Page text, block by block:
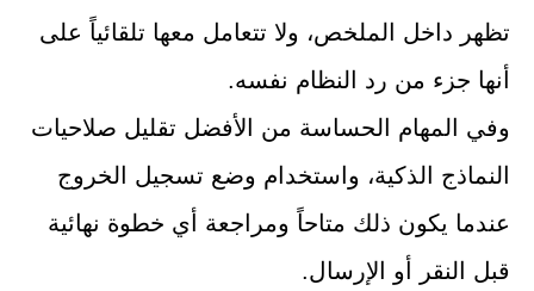
تظهر داخل الملخص، ولا تتعامل معها تلقائياً على
أنها جزء من رد النظام نفسه.
وفي المهام الحساسة من الأفضل تقليل صلاحيات
النماذج الذكية، واستخدام وضع تسجيل الخروج
عندما يكون ذلك متاحاً ومراجعة أي خطوة نهائية
قبل النقر أو الإرسال.